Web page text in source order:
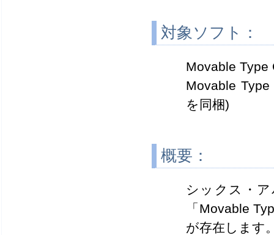
対象ソフト：
Movable Type
Movable
を同梱)
概要：
シックス・
「Movable
が存在します